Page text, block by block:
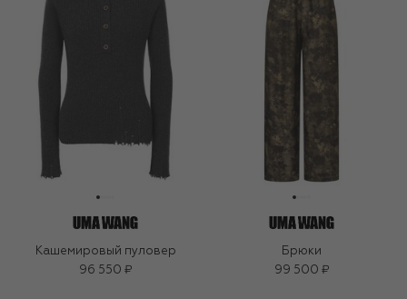
Кашемировый пуловер
96 550 ₽
Брюки
99 500 ₽